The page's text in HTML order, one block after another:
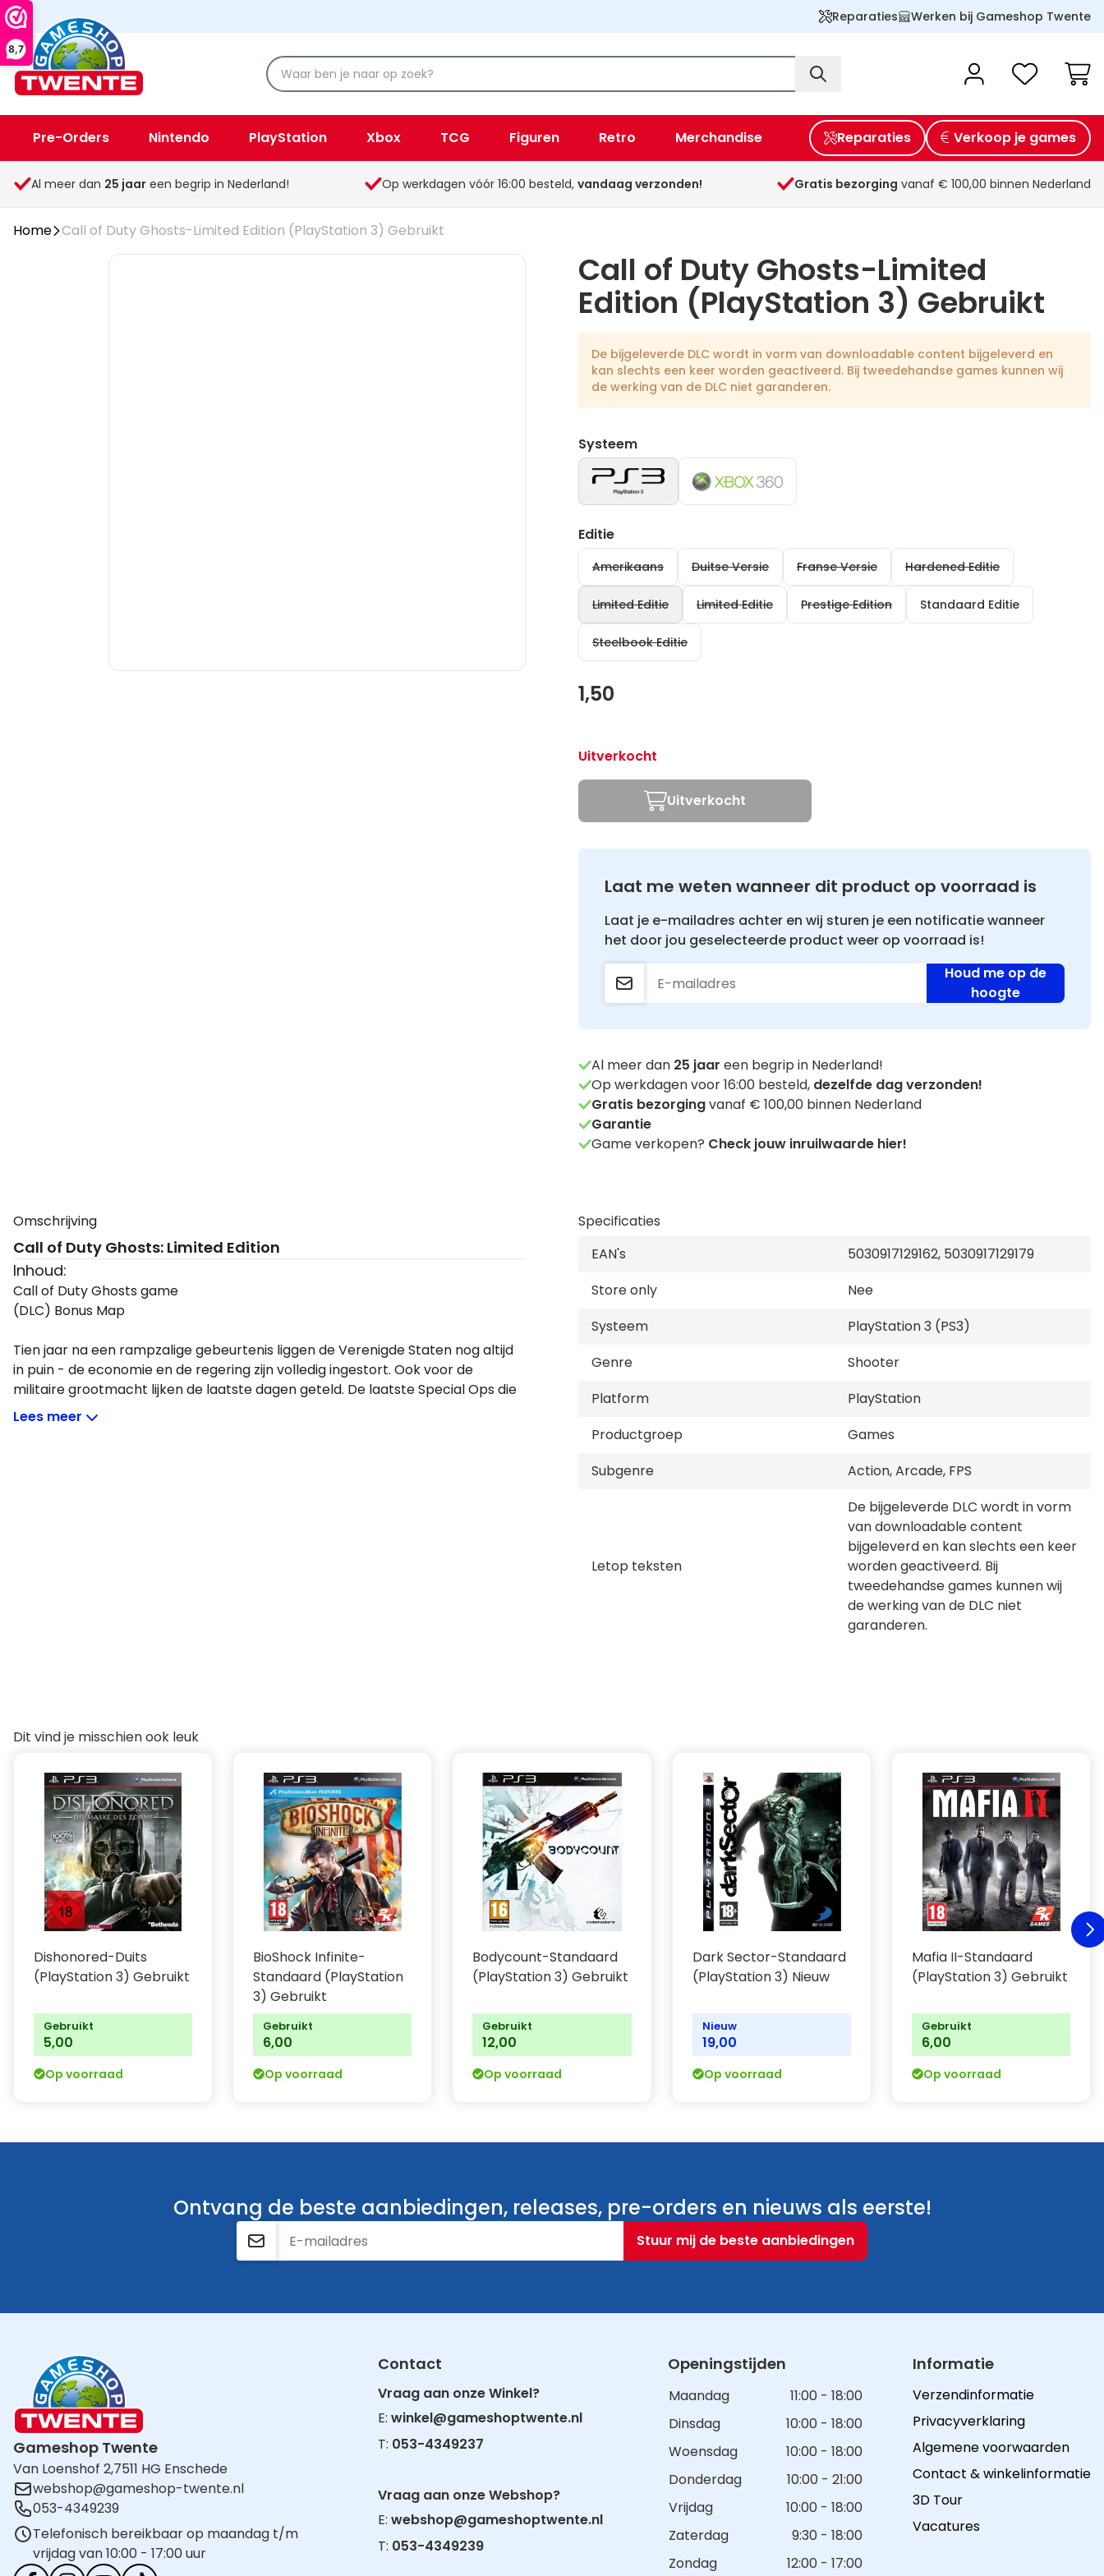
8,7
Reparaties Werken bij Gameshop Twente
Pre-Orders Nintendo PlayStation Xbox TCG Figuren Retro Merchandise
Spellen & Speelgoed Overige
Reparaties Verkoop je games
Al meer dan 25 jaar een begrip in Nederland! Op werkdagen vóór 16:00 besteld, vandaag verzonden! Gratis bezorging vanaf € 100,00 binnen Nederland
Home Call of Duty Ghosts-Limited Edition (PlayStation 3) Gebruikt
Call of Duty Ghosts-Limited
Edition (PlayStation 3) Gebruikt
De bijgeleverde DLC wordt in vorm van downloadable content bijgeleverd en
kan slechts een keer worden geactiveerd. Bij tweedehandse games kunnen wij
de werking van de DLC niet garanderen.
Systeem
Editie
Amerikaans Duitse Versie Franse Versie Hardened Editie
Limited Editie Limited Editie Prestige Edition Standaard Editie
Steelbook Editie
1,50
Uitverkocht
Uitverkocht
Laat me weten wanneer dit product op voorraad is
Laat je e-mailadres achter en wij sturen je een notificatie wanneer
het door jou geselecteerde product weer op voorraad is!
Houd me op de
hoogte
Al meer dan 25 jaar een begrip in Nederland!
Op werkdagen voor 16:00 besteld, dezelfde dag verzonden!
Gratis bezorgingvanaf € 100,00 binnen Nederland
Garantie
Game verkopen? Check jouw inruilwaarde hier!
Omschrijving
Call of Duty Ghosts: Limited Edition
Inhoud:
Call of Duty Ghosts game
(DLC) Bonus Map
Tien jaar na een rampzalige gebeurtenis liggen de Verenigde Staten nog altijd
in puin - de economie en de regering zijn volledig ingestort. Ook voor de
militaire grootmacht lijken de laatste dagen geteld. De laatste Special Ops die
de natie nog heeft vormen een nieuwe groepering genaamd de "Ghosts".
Lees meer
Specificaties
EAN's
5030917129162, 5030917129179
Store only
Nee
Systeem
PlayStation 3 (PS3)
Genre
Shooter
Platform
PlayStation
Productgroep
Games
Subgenre
Action, Arcade, FPS
Letop teksten
De bijgeleverde DLC wordt in vorm
van downloadable content
bijgeleverd en kan slechts een keer
worden geactiveerd. Bij
tweedehandse games kunnen wij
de werking van de DLC niet
garanderen.
Dit vind je misschien ook leuk
Dishonored-Duits
(PlayStation 3) Gebruikt
Gebruikt
5,00
Op voorraad
BioShock Infinite-
Standaard (PlayStation
3) Gebruikt
Gebruikt
6,00
Op voorraad
Bodycount-Standaard
(PlayStation 3) Gebruikt
Gebruikt
12,00
Op voorraad
Dark Sector-Standaard
(PlayStation 3) Nieuw
Nieuw
19,00
Op voorraad
Mafia II-Standaard
(PlayStation 3) Gebruikt
Gebruikt
6,00
Op voorraad
Ontvang de beste aanbiedingen, releases, pre-orders en nieuws als eerste!
E-mailadres
Stuur mij de beste aanbiedingen
Gameshop Twente
Van Loenshof 2,7511 HG Enschede
webshop@gameshop-twente.nl
053-4349239
Telefonisch bereikbaar op maandag t/m
vrijdag van 10:00 - 17:00 uur
Contact
Vraag aan onze Winkel?
E:winkel@gameshoptwente.nl
T: 053-4349237
Vraag aan onze Webshop?
E:webshop@gameshoptwente.nl
T: 053-4349239
Openingstijden
Maandag
11:00 - 18:00
Dinsdag
10:00 - 18:00
Woensdag
10:00 - 18:00
Donderdag
10:00 - 21:00
Vrijdag
10:00 - 18:00
Zaterdag
9:30 - 18:00
Zondag
12:00 - 17:00
Informatie
Verzendinformatie
Privacyverklaring
Algemene voorwaarden
Contact & winkelinformatie
3D Tour
Vacatures